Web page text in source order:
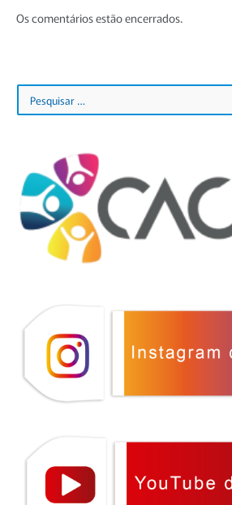
Os comentários estão encerrados.